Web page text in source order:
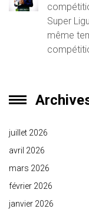
Super
même
juillet 2026
avril 2026
mars 2026
février 2026
janvier 2026